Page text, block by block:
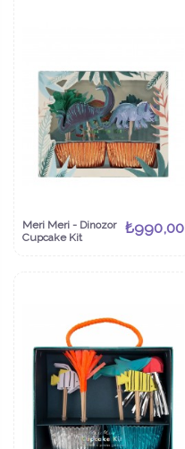
Meri Meri - Dinozor
Cupcake Kit
₺990,00